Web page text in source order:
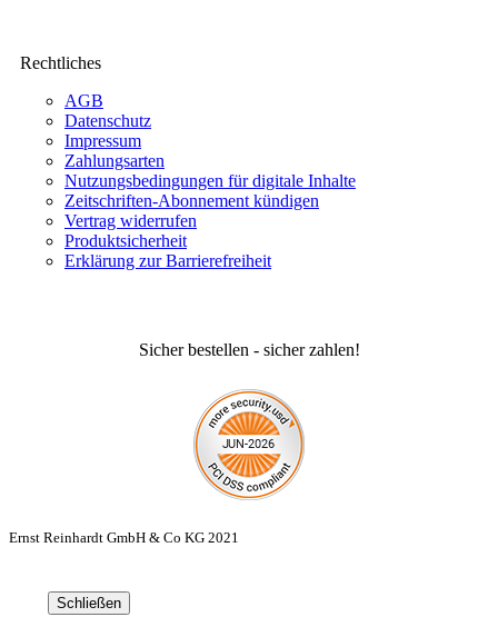
Rechtliches
AGB
Datenschutz
Impressum
Zahlungsarten
Nutzungsbedingungen für digitale Inhalte
Zeitschriften-Abonnement kündigen
Vertrag widerrufen
Produktsicherheit
Erklärung zur Barrierefreiheit
Sicher bestellen - sicher zahlen!
Ernst Reinhardt GmbH & Co KG 2021
Schließen